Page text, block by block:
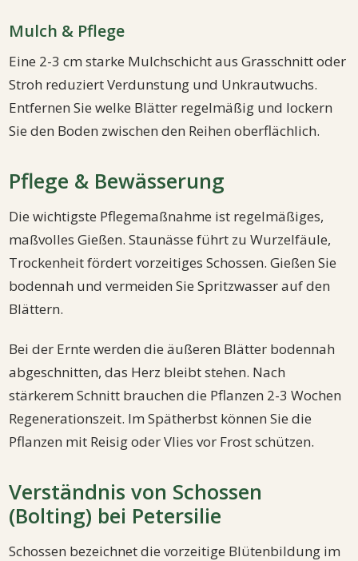
Mulch & Pflege
Eine 2-3 cm starke Mulchschicht aus Grasschnitt oder
Stroh reduziert Verdunstung und Unkrautwuchs.
Entfernen Sie welke Blätter regelmäßig und lockern
Sie den Boden zwischen den Reihen oberflächlich.
Pflege & Bewässerung
Die wichtigste Pflegemaßnahme ist regelmäßiges,
maßvolles Gießen. Staunässe führt zu Wurzelfäule,
Trockenheit fördert vorzeitiges Schossen. Gießen Sie
bodennah und vermeiden Sie Spritzwasser auf den
Blättern.
Bei der Ernte werden die äußeren Blätter bodennah
abgeschnitten, das Herz bleibt stehen. Nach
stärkerem Schnitt brauchen die Pflanzen 2-3 Wochen
Regenerationszeit. Im Spätherbst können Sie die
Pflanzen mit Reisig oder Vlies vor Frost schützen.
Verständnis von Schossen
(Bolting) bei Petersilie
Schossen bezeichnet die vorzeitige Blütenbildung im